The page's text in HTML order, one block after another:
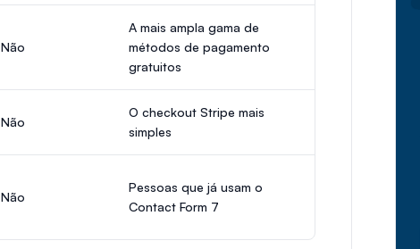
Não
A mais ampla gama de
métodos de pagamento
gratuitos
Não
O checkout Stripe mais
simples
Não
Pessoas que já usam o
Contact Form 7